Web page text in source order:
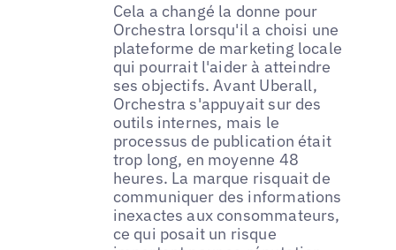
Cela a changé la donne pour
Orchestra lorsqu'il a choisi une
plateforme de marketing locale
qui pourrait l'aider à atteindre
ses objectifs. Avant Uberall,
Orchestra s'appuyait sur des
outils internes, mais le
processus de publication était
trop long, en moyenne 48
heures. La marque risquait de
communiquer des informations
inexactes aux consommateurs,
ce qui posait un risque